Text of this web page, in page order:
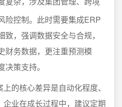
险控制。此时需要集成ERP
，强调数据安全与合规，
财务数据，更注重预测模
策支持。
的核心差异是自动化程度、
业在成长过程中，建议定期